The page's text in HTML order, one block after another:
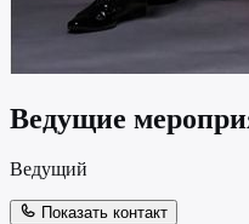
Ведущие
Ведущий
Показать контакт